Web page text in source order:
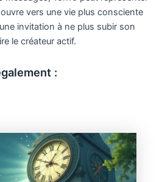
vers une vie plus consciente
invitation à ne plus subir son
le créateur actif.
: